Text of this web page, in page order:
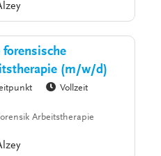
(m/w/d)
Vollzeit
Arbeitstherapie